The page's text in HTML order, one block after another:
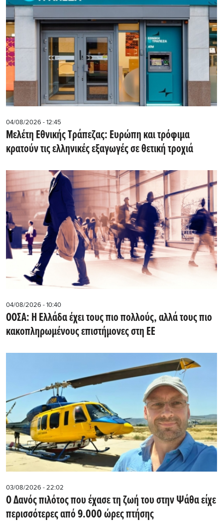
04/08/2026 - 12:45
Μελέτη Εθνικής Τράπεζας: Ευρώπη και τρόφιμα
κρατούν τις ελληνικές εξαγωγές σε θετική τροχιά
04/08/2026 - 10:40
ΟΟΣΑ: Η Ελλάδα έχει τους πιο πολλούς, αλλά τους πιο
κακοπληρωμένους επιστήμονες στη ΕΕ
03/08/2026 - 22:02
Ο Δανός πιλότος που έχασε τη ζωή του στην Ψάθα είχε
περισσότερες από 9.000 ώρες πτήσης